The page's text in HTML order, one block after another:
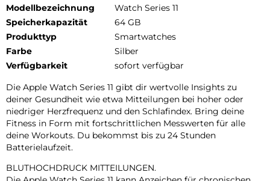
Modellbezeichnung
Watch Series 11
Speicherkapazität
64 GB
Produkttyp
Smartwatches
Farbe
Silber
Verfügbarkeit
sofort verfügbar
Die Apple Watch Series 11 gibt dir wertvolle Insights zu
deiner Gesundheit wie etwa Mitteilungen bei hoher oder
niedriger Herzfrequenz und den Schlafindex. Bring deine
Fitness in Form mit fortschrittlichen Messwerten für alle
deine Workouts. Du bekommst bis zu 24 Stunden
Batterielaufzeit.
BLUTHOCHDRUCK MITTEILUNGEN.